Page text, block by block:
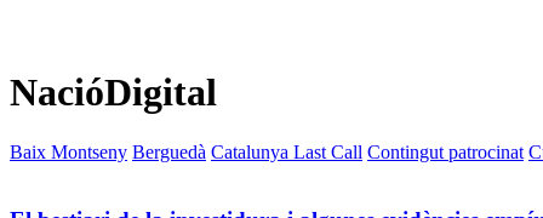
NacióDigital
Baix Montseny Berguedà Catalunya Last Call Contingut patrocinat